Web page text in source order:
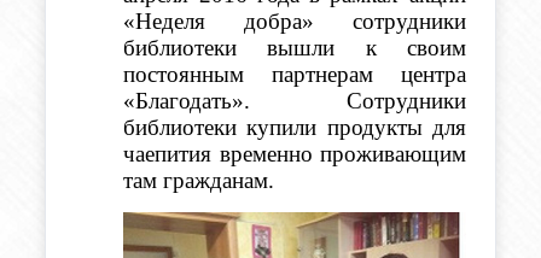
«Неделя добра» сотрудники
библиотеки вышли к своим
постоянным партнерам центра
«Благодать».
Сотрудники
библиотеки купили продукты для
чаепития временно проживающим
там гражданам.